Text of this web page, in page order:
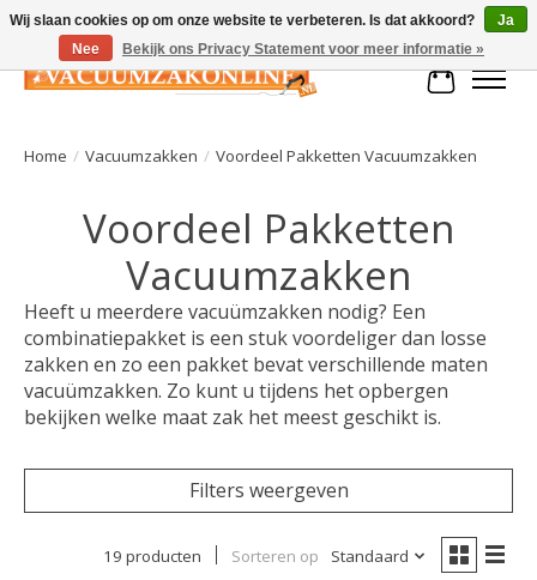
Home / Vacuumzakken / Voordeel Pakketten Vacuumzakken
Voordeel Pakketten
Vacuumzakken
Heeft u meerdere vacuümzakken nodig? Een
combinatiepakket is een stuk voordeliger dan losse
zakken en zo een pakket bevat verschillende maten
vacuümzakken. Zo kunt u tijdens het opbergen
bekijken welke maat zak het meest geschikt is.
Filters weergeven
19 producten Sorteren op Standaard
Wij slaan cookies op om onze website te verbeteren. Is dat akkoord?
Ja
Nee
Bekijk ons Privacy Statement voor meer informatie »